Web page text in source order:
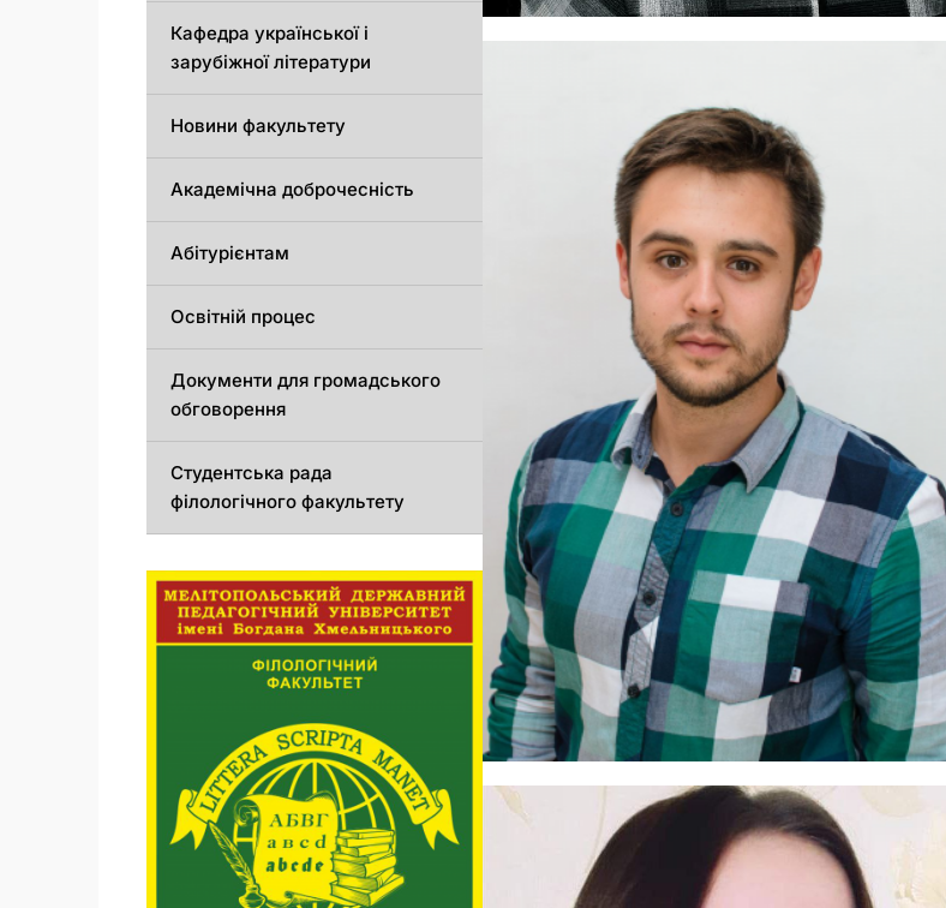
Кафедра української і
зарубіжної літератури
Новини факультету
Академічна доброчесність
Абітурієнтам
Освітній процес
Документи для громадського
обговорення
Студентська рада
філологічного факультету